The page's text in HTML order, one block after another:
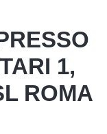
1,
ROMA